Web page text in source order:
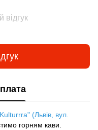
відгук
(Львів, вул.
горням кави.